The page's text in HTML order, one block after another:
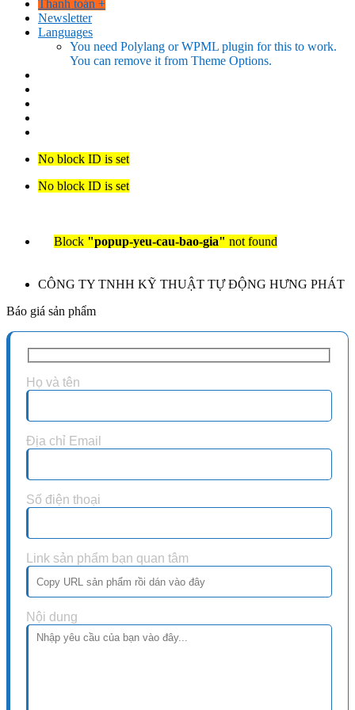
Thanh toán +
Newsletter
Languages
You need Polylang or WPML plugin for this to work.
You can remove it from Theme Options.
No block ID is set
No block ID is set
Block "popup-yeu-cau-bao-gia" not found
CÔNG TY TNHH KỸ THUẬT TỰ ĐỘNG HƯNG PHÁT
Báo giá sản phẩm
Họ và tên
Địa chỉ Email
Số điện thoại
Link sản phẩm bạn quan tâm
Nội dung